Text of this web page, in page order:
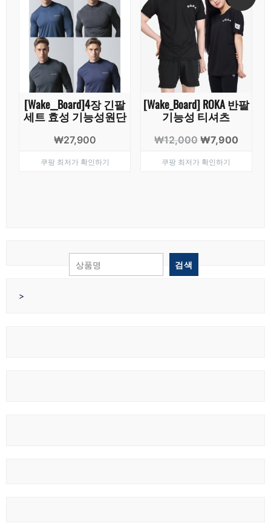
[Wake__Board]4장 긴팔
세트 효성 기능성원단
₩27,900
쿠팡 최저가 확인하기
[Wake_Board] ROKA 반팔
기능성 티셔츠
₩12,000 원
가
₩7,900현
쿠팡 최저가 확인하기
검색
>